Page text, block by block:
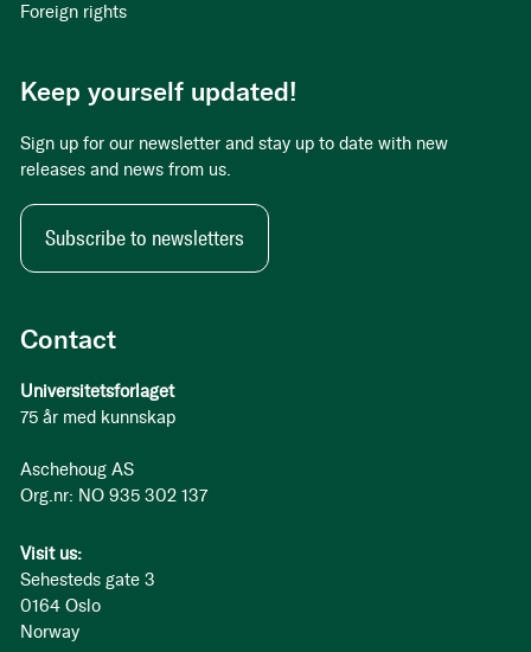
Contact
Universitetsforlaget
75 år med kunnskap
Aschehoug AS
Org.nr: NO 935 302 137
Visit us:
Sehesteds gate 3
0164 Oslo
Norway
Foreign rights
Keep yourself updated!
Sign up for our newsletter and stay up to date with new
releases and news from us.
Subscribe to newsletters